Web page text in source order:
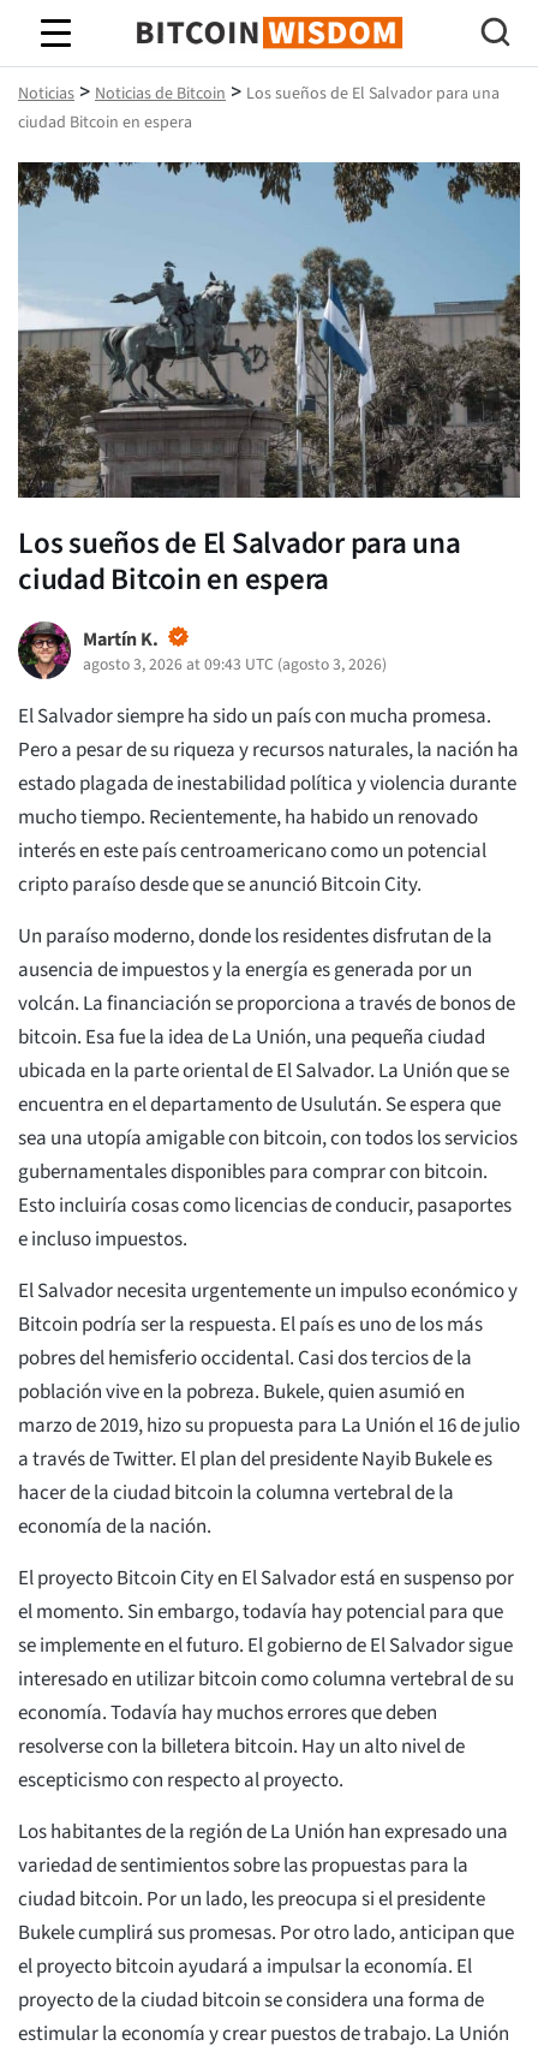
Sabiduría de Bitcoin
Noticias > Noticias de Bitcoin > Los sueños de El Salvador para una
ciudad Bitcoin en espera
Los sueños de El Salvador para una
ciudad Bitcoin en espera
Martín K.
agosto 3, 2026 at 09:43 UTC (agosto 3, 2026)
El Salvador siempre ha sido un país con mucha promesa.
Pero a pesar de su riqueza y recursos naturales, la nación ha
estado plagada de inestabilidad política y violencia durante
mucho tiempo. Recientemente, ha habido un renovado
interés en este país centroamericano como un potencial
cripto paraíso desde que se anunció Bitcoin City.
Un paraíso moderno, donde los residentes disfrutan de la
ausencia de impuestos y la energía es generada por un
volcán. La financiación se proporciona a través de bonos de
bitcoin. Esa fue la idea de La Unión, una pequeña ciudad
ubicada en la parte oriental de El Salvador. La Unión que se
encuentra en el departamento de Usulután. Se espera que
sea una utopía amigable con bitcoin, con todos los servicios
gubernamentales disponibles para comprar con bitcoin.
Esto incluiría cosas como licencias de conducir, pasaportes
e incluso impuestos.
El Salvador necesita urgentemente un impulso económico y
Bitcoin podría ser la respuesta. El país es uno de los más
pobres del hemisferio occidental. Casi dos tercios de la
población vive en la pobreza. Bukele, quien asumió en
marzo de 2019, hizo su propuesta para La Unión el 16 de julio
a través de Twitter. El plan del presidente Nayib Bukele es
hacer de la ciudad bitcoin la columna vertebral de la
economía de la nación.
El proyecto Bitcoin City en El Salvador está en suspenso por
el momento. Sin embargo, todavía hay potencial para que
se implemente en el futuro. El gobierno de El Salvador sigue
interesado en utilizar bitcoin como columna vertebral de su
economía. Todavía hay muchos errores que deben
resolverse con la billetera bitcoin. Hay un alto nivel de
escepticismo con respecto al proyecto.
Los habitantes de la región de La Unión han expresado una
variedad de sentimientos sobre las propuestas para la
ciudad bitcoin. Por un lado, les preocupa si el presidente
Bukele cumplirá sus promesas. Por otro lado, anticipan que
el proyecto bitcoin ayudará a impulsar la economía. El
proyecto de la ciudad bitcoin se considera una forma de
estimular la economía y crear puestos de trabajo. La Unión